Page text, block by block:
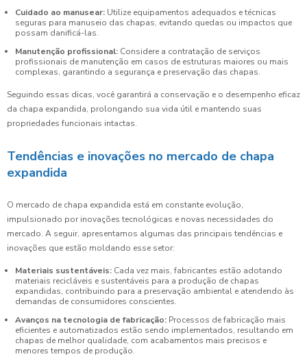
Cuidado ao manusear: Utilize equipamentos adequados e técnicas
seguras para manuseio das chapas, evitando quedas ou impactos que
possam danificá-las.
Manutenção profissional: Considere a contratação de serviços
profissionais de manutenção em casos de estruturas maiores ou mais
complexas, garantindo a segurança e preservação das chapas.
Seguindo essas dicas, você garantirá a conservação e o desempenho eficaz
da chapa expandida, prolongando sua vida útil e mantendo suas
propriedades funcionais intactas.
Tendências e inovações no mercado de chapa
expandida
O mercado de chapa expandida está em constante evolução,
impulsionado por inovações tecnológicas e novas necessidades do
mercado. A seguir, apresentamos algumas das principais tendências e
inovações que estão moldando esse setor:
Materiais sustentáveis: Cada vez mais, fabricantes estão adotando
materiais recicláveis e sustentáveis para a produção de chapas
expandidas, contribuindo para a preservação ambiental e atendendo às
demandas de consumidores conscientes.
Avanços na tecnologia de fabricação: Processos de fabricação mais
eficientes e automatizados estão sendo implementados, resultando em
chapas de melhor qualidade, com acabamentos mais precisos e
menores tempos de produção.